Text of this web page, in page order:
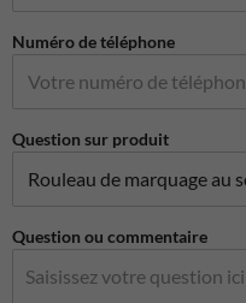
Numéro de téléphone
Question sur produit
Question ou commentaire